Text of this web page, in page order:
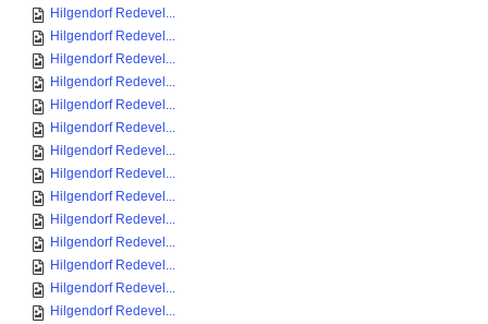
Hilgendorf Redevel...
Hilgendorf Redevel...
Hilgendorf Redevel...
Hilgendorf Redevel...
Hilgendorf Redevel...
Hilgendorf Redevel...
Hilgendorf Redevel...
Hilgendorf Redevel...
Hilgendorf Redevel...
Hilgendorf Redevel...
Hilgendorf Redevel...
Hilgendorf Redevel...
Hilgendorf Redevel...
Hilgendorf Redevel...